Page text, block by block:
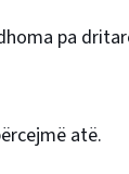
pa
atë.